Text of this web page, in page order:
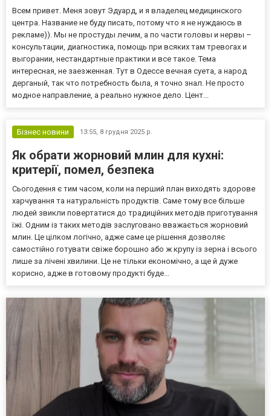
Всем привет. Меня зовут Эдуард, и я владелец медицинского
центра. Название не буду писать, потому что я не нуждаюсь в
рекламе)). Мы не простуды лечим, а по части головы и нервы –
консультации, диагностика, помощь при всяких там тревогах и
выгорании, нестандартные практики и все такое. Тема
интересная, не заезженная. Тут в Одессе вечная суета, а народ
дерганый, так что потребность была, я точно знал. Не просто
модное направление, а реально нужное дело. Цент...
Бізнес новини 13:55, 8 грудня 2025 р.
Як обрати жорновий млин для кухні:
критерії, помел, безпека
Сьогодення є тим часом, коли на перший план виходять здорове
харчування та натуральність продуктів. Саме тому все більше
людей звикли повертатися до традиційних методів приготування
їжі. Одним із таких методів заслуговано вважається жорновий
млин. Це цілком логічно, адже саме це рішення дозволяє
самостійно готувати свіже борошно або ж крупу із зерна і всього
лише за лічені хвилини. Це не тільки економічно, а ще й дуже
корисно, адже в готовому продукті буде...